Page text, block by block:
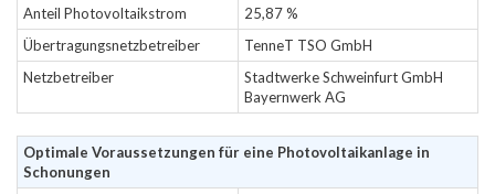
Anteil Photovoltaikstrom
25,87 %
Übertragungsnetzbetreiber
TenneT TSO GmbH
Netzbetreiber
Stadtwerke Schweinfurt GmbH
Bayernwerk AG
Optimale Voraussetzungen für eine Photovoltaikanlage in
Schonungen